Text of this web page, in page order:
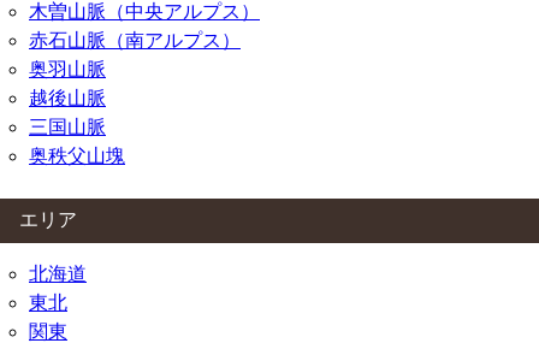
木曽山脈（中央アルプス）
赤石山脈（南アルプス）
奥羽山脈
越後山脈
三国山脈
奥秩父山塊
エリア
北海道
東北
関東